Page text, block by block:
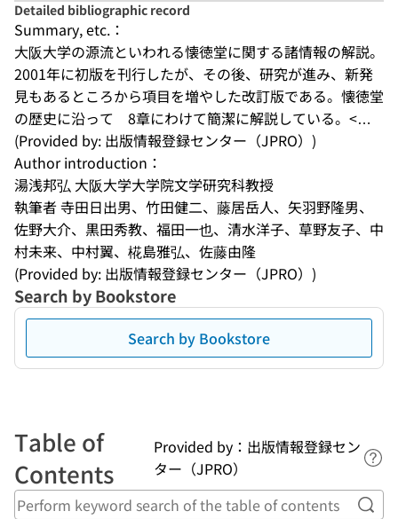
Detailed bibliographic record
Summary, etc.：
大阪大学の源流といわれる懐徳堂に関する諸情報の解説。
2001年に初版を刊行したが、その後、研究が進み、新発
見もあるところから項目を増やした改訂版である。懐徳堂
の歴史に沿って　8章にわけて簡潔に解説している。<…
(Provided by: 出版情報登録センター（JPRO）)
Author introduction：
湯浅邦弘 大阪大学大学院文学研究科教授
執筆者 寺田日出男、竹田健二、藤居岳人、矢羽野隆男、
佐野大介、黒田秀教、福田一也、清水洋子、草野友子、中
村未来、中村翼、椛島雅弘、佐藤由隆
(Provided by: 出版情報登録センター（JPRO）)
Search by Bookstore
Search by Bookstore
Table of
Contents
Provided by：出版情報登録セン
ター（JPRO）